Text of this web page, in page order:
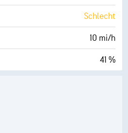
Schlecht
10 mi/h
41 %